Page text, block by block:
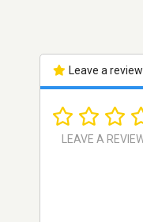
Leave a review